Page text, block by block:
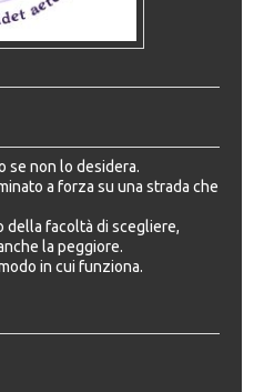
se non lo desidera.
a forza su una strada che
della facoltà di scegliere,
la peggiore.
in cui funziona.